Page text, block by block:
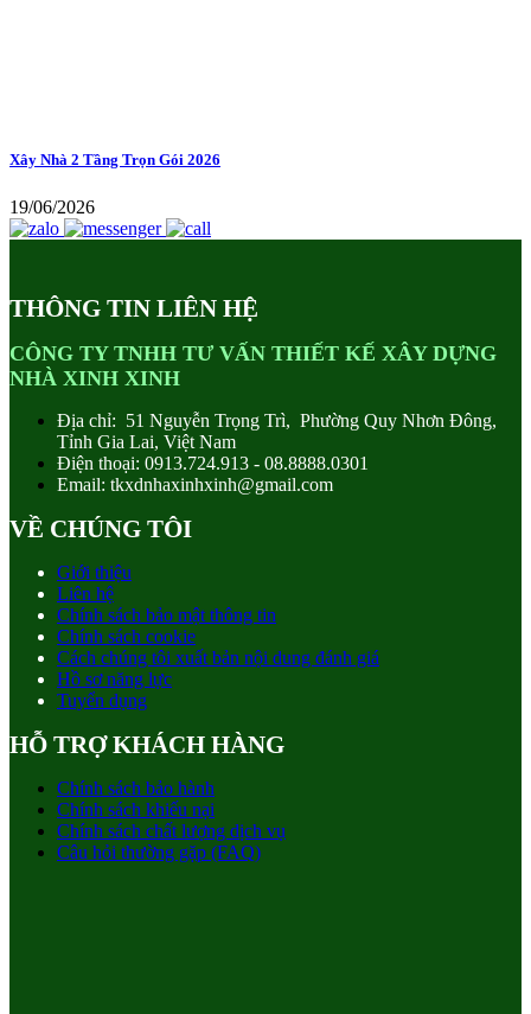
Xây Nhà 2 Tầng Trọn Gói 2026
19/06/2026
THÔNG TIN LIÊN HỆ
CÔNG TY TNHH TƯ VẤN THIẾT KẾ XÂY DỰNG
NHÀ XINH XINH
Địa chỉ: 51 Nguyễn Trọng Trì, Phường Quy Nhơn Đông,
Tỉnh Gia Lai, Việt Nam
Điện thoại: 0913.724.913 - 08.8888.0301
Email: tkxdnhaxinhxinh@gmail.com
VỀ CHÚNG TÔI
Giới thiệu
Liên hệ
Chính sách bảo mật thông tin
Chính sách cookie
Cách chúng tôi xuất bản nội dung đánh giá
Hồ sơ năng lực
Tuyển dụng
HỖ TRỢ KHÁCH HÀNG
Chính sách bảo hành
Chính sách khiếu nại
Chính sách chất lượng dịch vụ
Câu hỏi thường gặp (FAQ)